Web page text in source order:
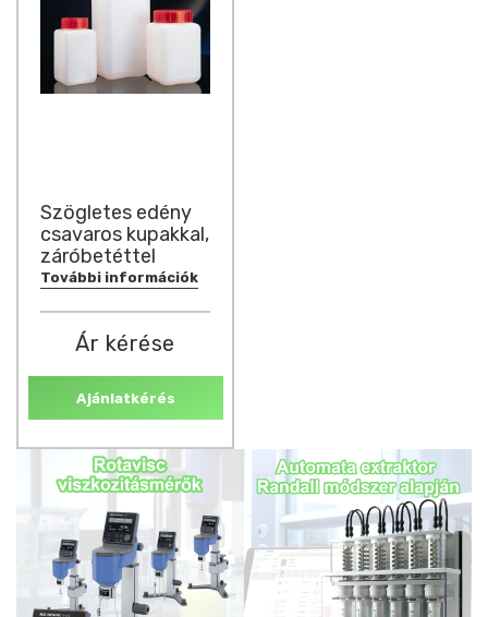
Szögletes edény
csavaros kupakkal,
záróbetéttel
További információk
Ár kérése
Ajánlatkérés